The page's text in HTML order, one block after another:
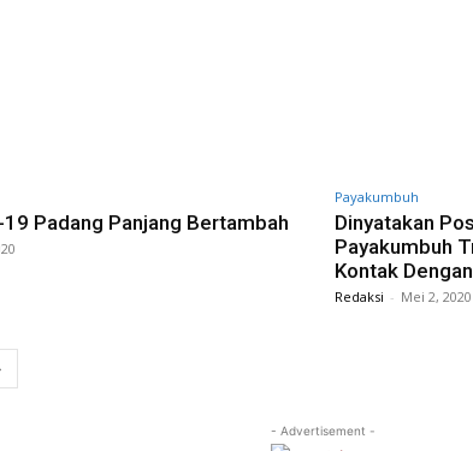
Padang Panjang Bertambah
Payakumbuh
Dinyatakan
Payakumbuh
Kontak
Redaksi - Mei 2, 2020
- Advertisement -